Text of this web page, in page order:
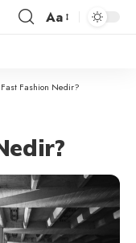
Aa
Fast Fashion Nedir?